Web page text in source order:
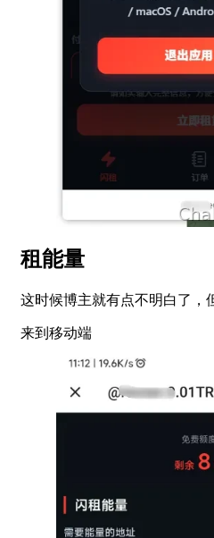
租能量
这时候博主就有点不明白了，
来到移动端